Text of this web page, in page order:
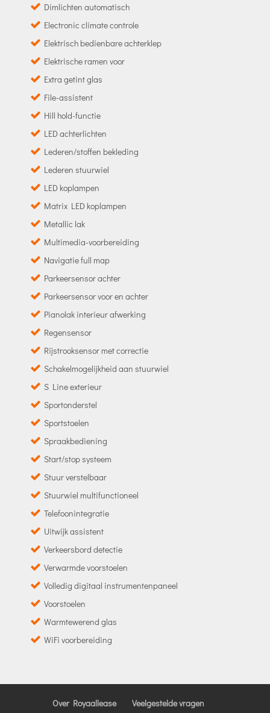
Dimlichten automatisch
Electronic climate controle
Elektrisch bedienbare achterklep
Elektrische ramen voor
Extra getint glas
File-assistent
Hill hold-functie
LED achterlichten
Lederen/stoffen bekleding
Lederen stuurwiel
LED koplampen
Matrix LED koplampen
Metallic lak
Multimedia-voorbereiding
Navigatie full map
Parkeersensor achter
Parkeersensor voor en achter
Pianolak interieur afwerking
Regensensor
Rijstrooksensor met correctie
Schakelmogelijkheid aan stuurwiel
S Line exterieur
Sportonderstel
Sportstoelen
Spraakbediening
Start/stop systeem
Stuur verstelbaar
Stuurwiel multifunctioneel
Telefoonintegratie
Uitwijk assistent
Verkeersbord detectie
Verwarmde voorstoelen
Volledig digitaal instrumentenpaneel
Voorstoelen
Warmtewerend glas
WiFi voorbereiding
Over Royaallease Veelgestelde vragen